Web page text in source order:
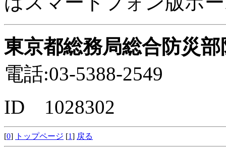
東京都総務局総合防災
電話:03-5388-2549
ID 1028302
[0] トップページ [1] 戻る